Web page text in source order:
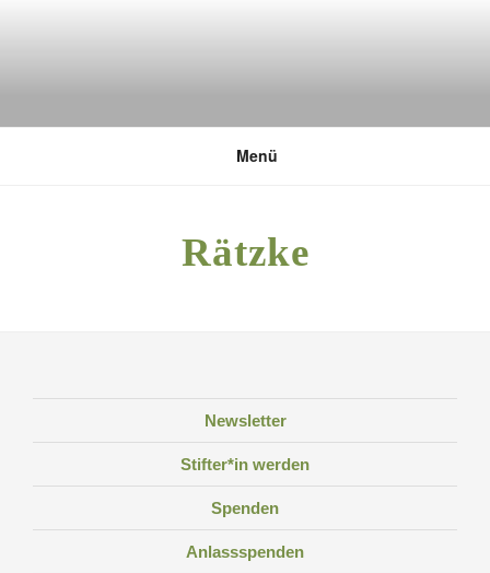
DEUTSCHE UMWELTSTIFTUNG
Menü
Rätzke
Newsletter
Stifter*in werden
Spenden
Anlassspenden